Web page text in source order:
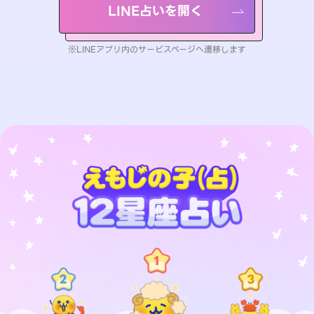
LINE占いを開く
※LINEアプリ内のサービスページへ遷移します